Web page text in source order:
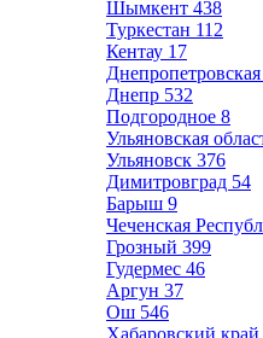
Шымкент 438
Туркестан 112
Кентау 17
Днепропетровская
Днепр 532
Подгородное 8
Ульяновская
Ульяновск 376
Димитровград 54
Барыш 9
Чеченская
Грозный 399
Гудермес 46
Аргун 37
Ош 546
Хабаровский край